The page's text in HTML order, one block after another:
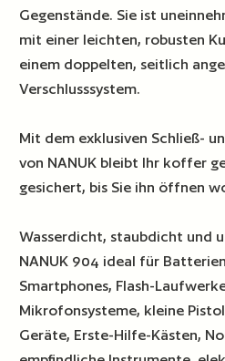
Gegenstände. Sie ist
mit einer leichten, robusten
einem doppelten, seitlich
Verschlusssystem.
Mit dem exklusiven Schließ-
von NANUK bleibt Ihr koffer
gesichert, bis Sie ihn öffnen
Wasserdicht, staubdicht und
NANUK 904 ideal für
Smartphones, Flash-
Mikrofonsysteme, kleine
Geräte, Erste-Hilfe-Kästen,